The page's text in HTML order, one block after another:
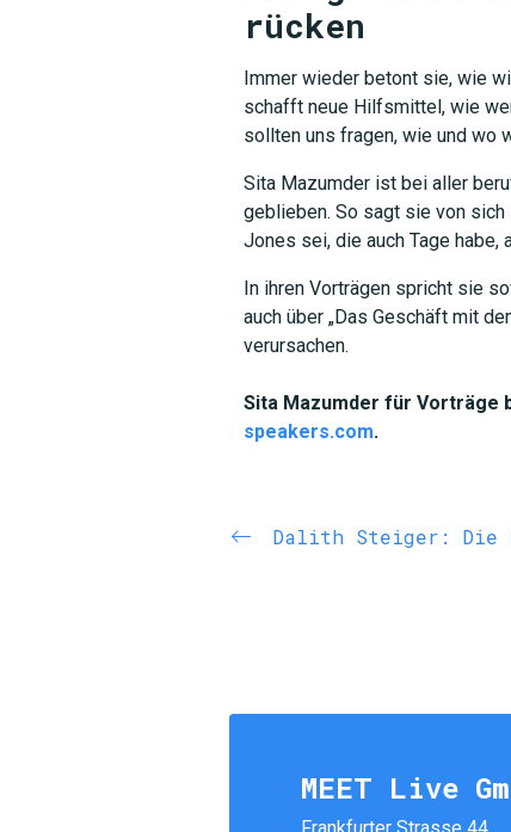
rücken
Immer wieder betont sie, wie
schafft neue Hilfsmittel, wie
sollten uns fragen, wie und wo
Sita Mazumder ist bei aller
geblieben. So sagt sie von
Jones sei, die auch Tage
In ihren Vorträgen spricht sie
auch über „Das Geschäft mit
verursachen.
Sita Mazumder für Vorträge
speakers.com.
Dalith Steiger: Die
MEET Live